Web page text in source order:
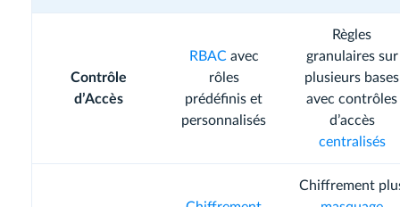
Contrôle
d’Accès
RBACavec
rôles
prédéfinis et
personnalisés
Règles
granulaires sur
plusieurs bases
avec contrôles
d’accès
centralisés
Chiffrement